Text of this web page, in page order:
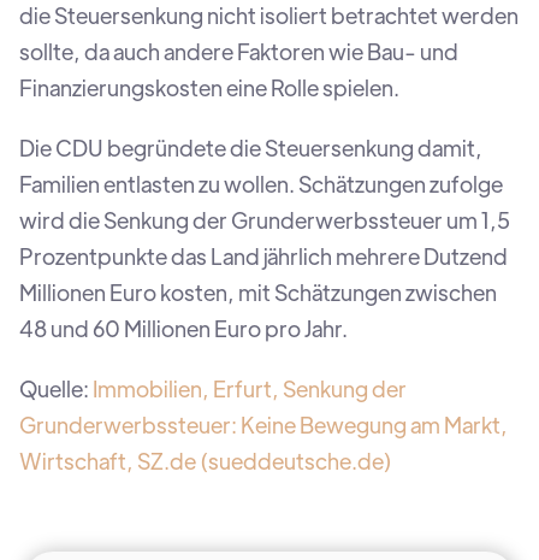
die Steuersenkung nicht isoliert betrachtet werden
sollte, da auch andere Faktoren wie Bau- und
Finanzierungskosten eine Rolle spielen.
Die CDU begründete die Steuersenkung damit,
Familien entlasten zu wollen. Schätzungen zufolge
wird die Senkung der Grunderwerbssteuer um 1,5
Prozentpunkte das Land jährlich mehrere Dutzend
Millionen Euro kosten, mit Schätzungen zwischen
48 und 60 Millionen Euro pro Jahr.
Quelle: Immobilien, Erfurt, Senkung der
Grunderwerbssteuer: Keine Bewegung am Markt,
Wirtschaft, SZ.de (sueddeutsche.de)